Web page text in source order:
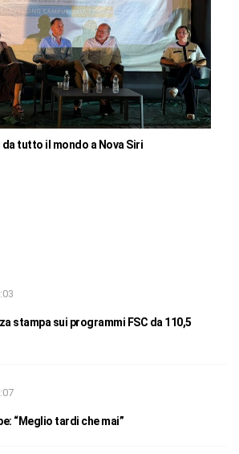
tutto il mondo a Nova Siri
stampa sui programmi FSC da 110,5
“Meglio tardi che mai”